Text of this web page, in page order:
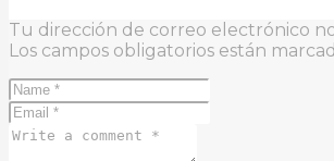
Tu dirección de correo electrónico
Los campos obligatorios están